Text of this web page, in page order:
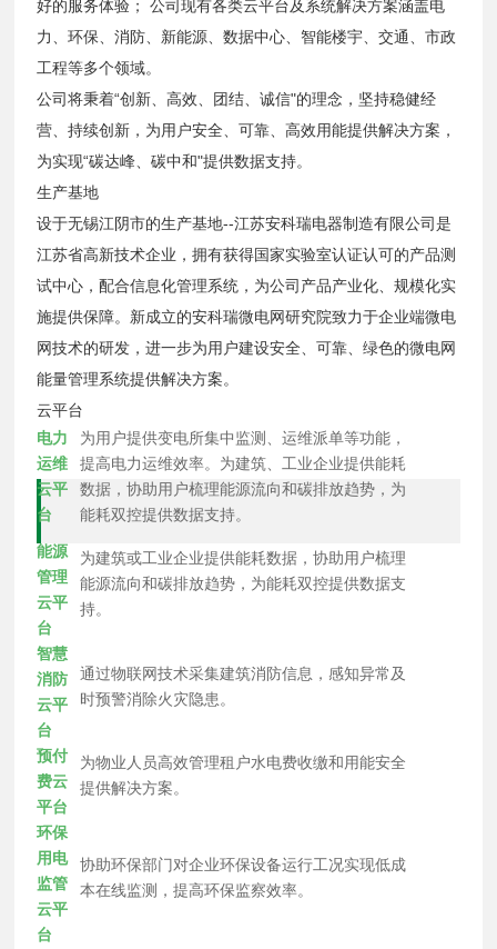
好的服务体验； 公司现有各类云平台及系统解决方案涵盖电
力、环保、消防、新能源、数据中心、智能楼宇、交通、市政
工程等多个领域。
公司将秉着“创新、高效、团结、诚信"的理念，坚持稳健经
营、持续创新，为用户安全、可靠、高效用能提供解决方案，
为实现“碳达峰、碳中和"提供数据支持。
生产基地
设于无锡江阴市的生产基地--江苏安科瑞电器制造有限公司是
江苏省高新技术企业，拥有获得国家实验室认证认可的产品测
试中心，配合信息化管理系统，为公司产品产业化、规模化实
施提供保障。新成立的安科瑞微电网研究院致力于企业端微电
网技术的研发，进一步为用户建设安全、可靠、绿色的微电网
能量管理系统提供解决方案。
云平台
电力
运维
云平
台
为用户提供变电所集中监测、运维派单等功能，
提高电力运维效率。为建筑、工业企业提供能耗
数据，协助用户梳理能源流向和碳排放趋势，为
能耗双控提供数据支持。
能源
管理
云平
台
为建筑或工业企业提供能耗数据，协助用户梳理
能源流向和碳排放趋势，为能耗双控提供数据支
持。
智慧
消防
云平
台
通过物联网技术采集建筑消防信息，感知异常及
时预警消除火灾隐患。
预付
费云
平台
为物业人员高效管理租户水电费收缴和用能安全
提供解决方案。
环保
用电
监管
云平
台
协助环保部门对企业环保设备运行工况实现低成
本在线监测，提高环保监察效率。